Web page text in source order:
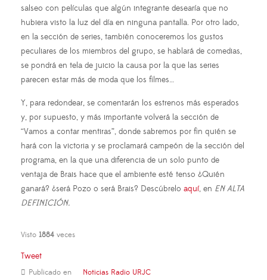
salseo con películas que algún integrante desearía que no
hubiera visto la luz del día en ninguna pantalla. Por otro lado,
en la sección de series, también conoceremos los gustos
peculiares de los miembros del grupo, se hablará de comedias,
se pondrá en tela de juicio la causa por la que las series
parecen estar más de moda que los filmes…
Y, para redondear, se comentarán los estrenos más esperados
y, por supuesto, y más importante volverá la sección de
“Vamos a contar mentiras”, donde sabremos por fin quién se
hará con la victoria y se proclamará campeón de la sección del
programa, en la que una diferencia de un solo punto de
ventaja de Brais hace que el ambiente esté tenso ¿Quién
ganará? ¿será Pozo o será Brais? Descúbrelo aquí, en EN ALTA
DEFINICIÓN.
Visto 1884 veces
Tweet
Publicado en Noticias Radio URJC